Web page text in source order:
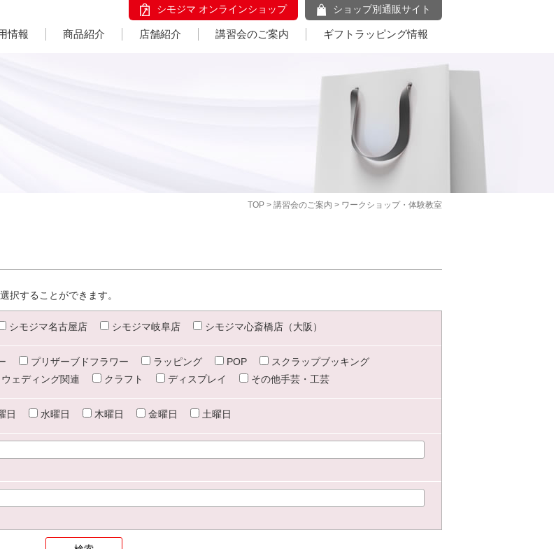
シモジマ オンラインショップ ショップ別通販サイト
情報 商品紹介 店舗紹介 講習会のご案内 ギフトラッピング情報
TOP > 講習会のご案内 > ワークショップ・体験教室
択することができます。
シモジマ名古屋店 シモジマ岐阜店 シモジマ心斎橋店（大阪）
プリザーブドフラワー ラッピング POP
スクラップブッキング
ウェディング関連 クラフト ディスプレイ その他手芸・工芸
日 水曜日 木曜日 金曜日 土曜日